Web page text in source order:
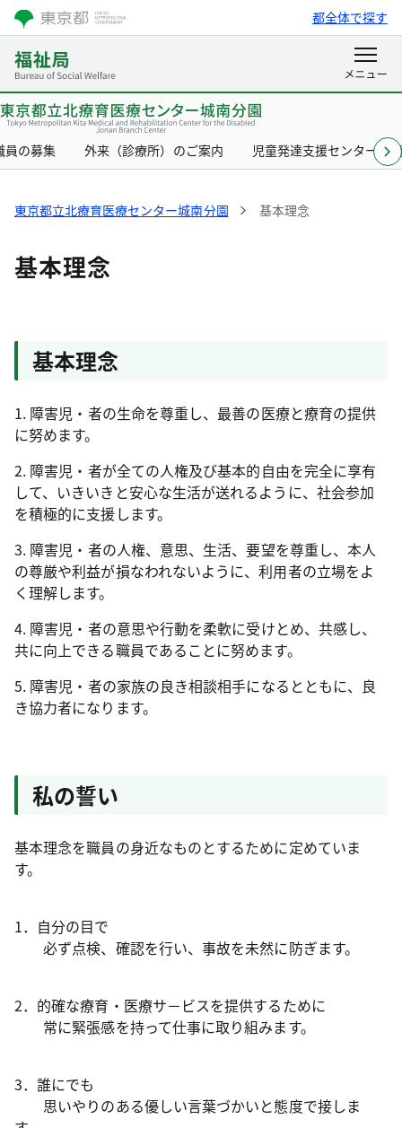
都全体で探す
員の募集 外来（診療所）のご案内 児童発達支援センター（
東京都立北療育医療センター城南分園 基本理念
基本理念
基本理念
1. 障害児・者の生命を尊重し、最善の医療と療育の提供
に努めます。
2. 障害児・者が全ての人権及び基本的自由を完全に享有
して、いきいきと安心な生活が送れるように、社会参加
を積極的に支援します。
3. 障害児・者の人権、意思、生活、要望を尊重し、本人
の尊厳や利益が損なわれないように、利用者の立場をよ
く理解します。
4. 障害児・者の意思や行動を柔軟に受けとめ、共感し、
共に向上できる職員であることに努めます。
5. 障害児・者の家族の良き相談相手になるとともに、良
き協力者になります。
私の誓い
基本理念を職員の身近なものとするために定めていま
す。
1．自分の目で
必ず点検、確認を行い、事故を未然に防ぎます。
2．的確な療育・医療サ－ビスを提供するために
常に緊張感を持って仕事に取り組みます。
3．誰にでも
思いやりのある優しい言葉づかいと態度で接しま